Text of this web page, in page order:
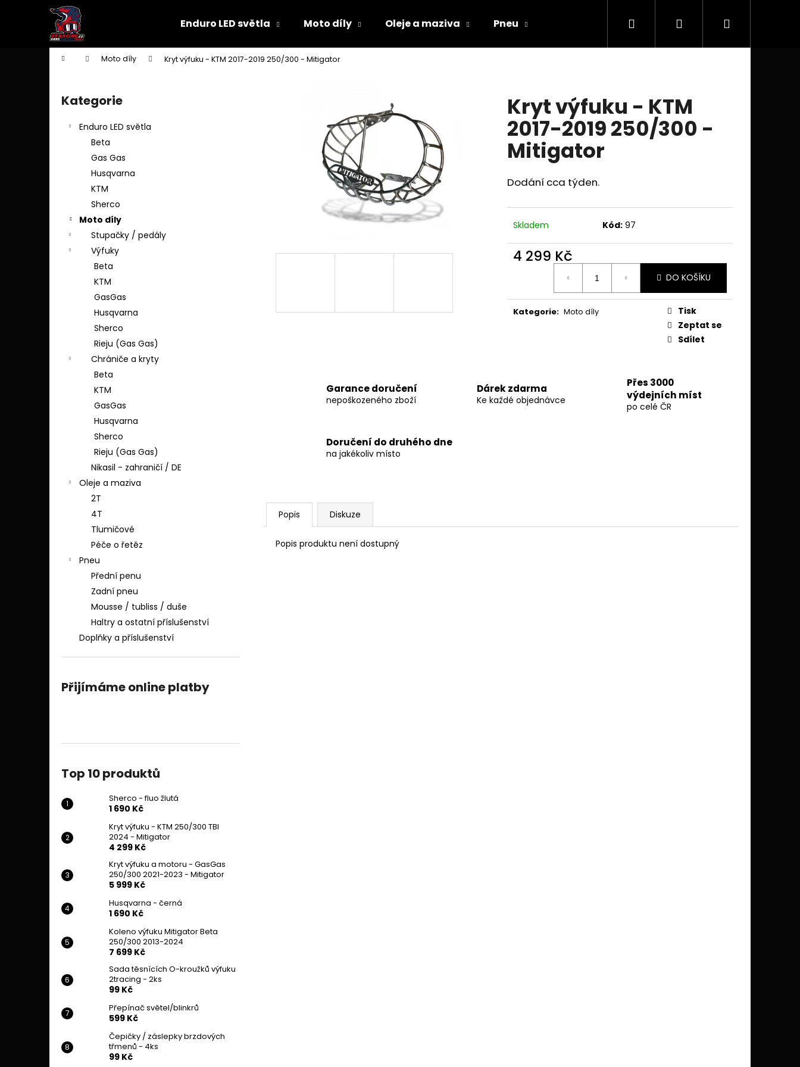
Enduro LED světla Moto díly Oleje a maziva Pneu Doplňky a příslušenství Obchodní podmínky
Hledat PřihlášeníNákupní
Domů Moto díly Kryt výfuku - KTM 2017-2019 250/300 - Mitigator
Přeskočit
kategorie
Kategorie
Enduro LED světla
Beta
Gas Gas
Husqvarna
KTM
Sherco
Moto díly
Stupačky / pedály
Výfuky
Beta
KTM
GasGas
Husqvarna
Sherco
Rieju (Gas Gas)
Chrániče a kryty
Beta
KTM
GasGas
Husqvarna
Sherco
Rieju (Gas Gas)
Nikasil - zahraničí / DE
Oleje a maziva
2T
4T
Tlumičové
Péče o řetěz
Pneu
Přední penu
Zadní pneu
Mousse / tubliss / duše
Haltry a ostatní příslušenství
Doplňky a příslušenství
Přijímáme online platby
Top 10 produktů
Sherco - fluo žlutá
1 690 Kč
Kryt výfuku - KTM 250/300 TBI
2024 - Mitigator
4 299 Kč
Kryt výfuku a motoru - GasGas
250/300 2021-2023 - Mitigator
5 999 Kč
Husqvarna - černá
1 690 Kč
Koleno výfuku Mitigator Beta
250/300 2013-2024
7 699 Kč
Sada těsnících O-kroužků výfuku
2tracing - 2ks
99 Kč
Přepínač světel/blinkrů
599 Kč
Čepičky / záslepky brzdových
třmenů - 4ks
99 Kč
Kryt výfuku - KTM
2017-2019 250/300 -
Mitigator
Dodání cca týden.
Skladem Kód: 97
4 299 Kč
DO KOŠÍKU
Kategorie: Moto díly
Tisk
Zeptat se
Sdílet
Garance doručení
nepoškozeného zboží
Dárek zdarma
Ke každé objednávce
Přes 3000
výdejních míst
po celé ČR
Doručení do druhého dne
na jakékoliv místo
Popis Diskuze
Popis produktu není dostupný
Zpět
Zpět
Co potřebujete najít?
Doporučujeme
SHERCO - FLUO ŽLUTÁ
1 690 Kč
250/300 2021-2023 - MITIGATOR